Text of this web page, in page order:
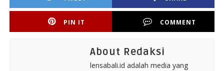
PIN IT COMMENT
About Redaksi
lensabali.id adalah media yang